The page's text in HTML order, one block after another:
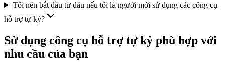
Tôi nên bắt đầu từ đâu nếu tôi là người mới sử dụng các công cụ
hỗ trợ tự kỷ?
Sử dụng công cụ hỗ trợ tự kỷ phù hợp với
nhu cầu của bạn